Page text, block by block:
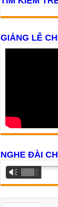
GIẢNG LỄ
NGHE ĐÀI
Trình
phát
âm
Vm